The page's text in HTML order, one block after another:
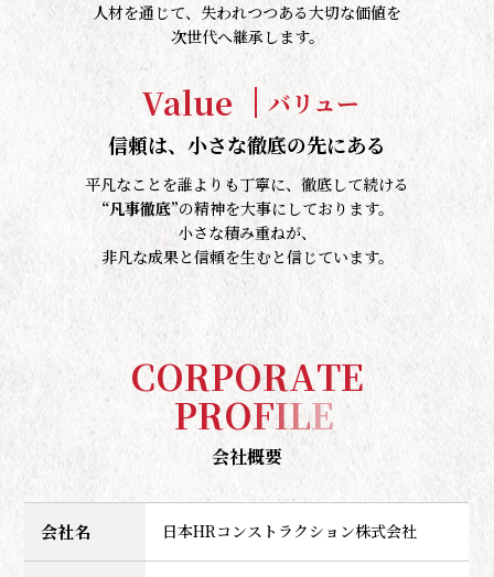
人材を通じて、失われつつある大切な価値を
次世代へ継承します。
Value バリュー
信頼は、小さな徹底の先にある
平凡なことを誰よりも丁寧に、徹底して続ける
“凡事徹底”の精神を大事にしております。
小さな積み重ねが、
非凡な成果と信頼を生むと信じています。
CORPORATE
PROFILE
会社概要
会社名 日本HRコンストラクション株式会社